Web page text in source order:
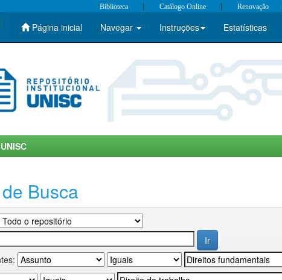
Biblioteca | Catálogo Online | Renovação
Página inicial Navegar Instruções Estatísticas
Busca